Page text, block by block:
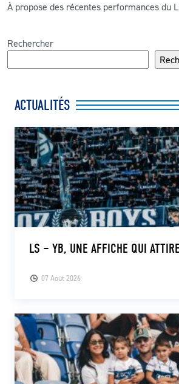
À propose des récentes performances du
Rechercher
ACTUALITÉS
07 Août 2026
LS – YB, UNE AFFICHE QUI